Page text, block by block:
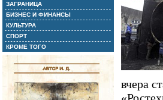
ЗАГРАНИЦА
БИЗНЕС И ФИНАНСЫ
КУЛЬТУРА
СПОРТ
КРОМЕ ТОГО
вчера